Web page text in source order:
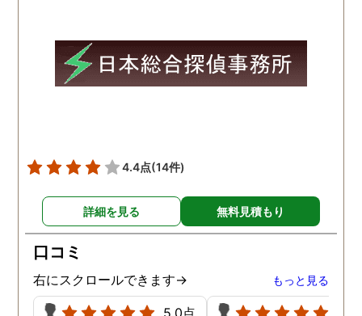
ズでした。 とくに、急なお
願いの時に人員を手配して
頂き、ホテルからの証拠を
後の事についてアドバイス
る探偵事務所さんだと、あ
らためて思いました。 事務
所の皆様にお世話になった
ので、クチコミの方書かせ
ていただきます。ありがと
うございました。
4.4点(14件)
詳細を見る 無料見積もり
口コミ
右にスクロールできます→ もっと見る
5.0点